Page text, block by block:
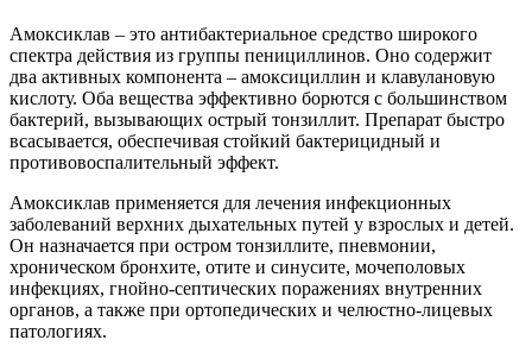
Амоксиклав – это антибактериальное средство широкого
спектра действия из группы пенициллинов. Оно содержит
два активных компонента – амоксициллин и клавулановую
кислоту. Оба вещества эффективно борются с большинством
бактерий, вызывающих острый тонзиллит. Препарат быстро
всасывается, обеспечивая стойкий бактерицидный и
противовоспалительный эффект.
Амоксиклав применяется для лечения инфекционных
заболеваний верхних дыхательных путей у взрослых и детей.
Он назначается при остром тонзиллите, пневмонии,
хроническом бронхите, отите и синусите, мочеполовых
инфекциях, гнойно-септических поражениях внутренних
органов, а также при ортопедических и челюстно-лицевых
патологиях.